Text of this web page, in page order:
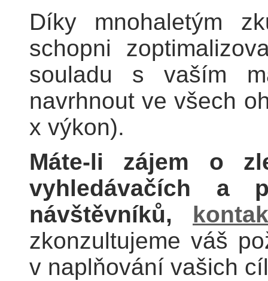
Díky mnohaletým
schopni
souladu s vaším
navrhnout ve všech
x výkon).
Máte-li zájem o
vyhledávačích a
návštěvníků,
zkonzultujeme váš
v naplňování vašich